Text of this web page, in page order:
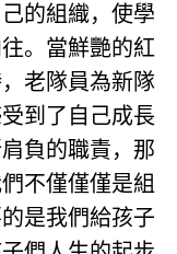
的組織，使學
。當鮮艷的紅
老隊員為新隊
到了自己成長
負的職責，那
不僅僅僅是組
是我們給孩子